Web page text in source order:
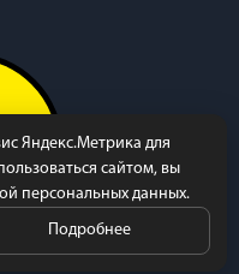
Яндекс.Метрика для
сайтом, вы
персональных данных.
Подробнее